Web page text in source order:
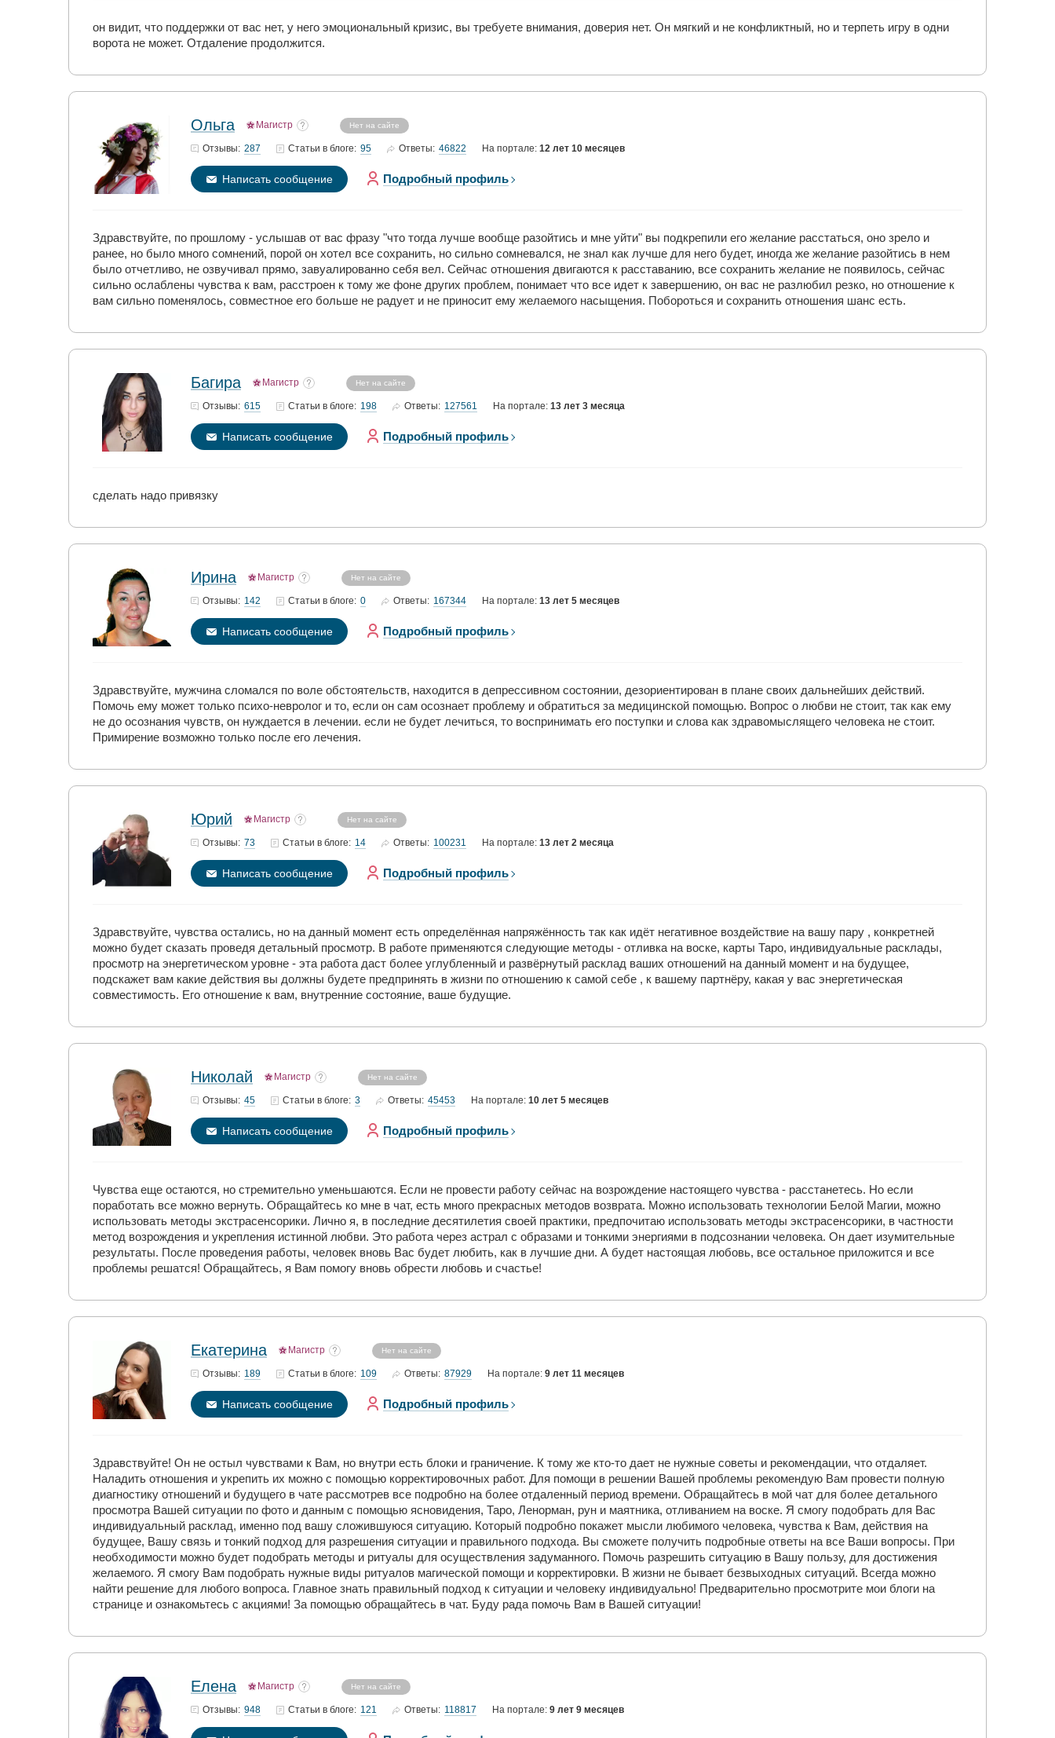
он видит, что поддержки от вас нет, у него эмоциональный кризис, вы требуете внимания, доверия нет. Он мягкий и не конфликтный, но и терпеть игру в одни
ворота не может. Отдаление продолжится.
Ольга Магистр Нет на сайте
Отзывы: 287 Статьи в блоге: 95 Ответы: 46822 На портале: 12 лет 10 месяцев
Написать сообщение Подробный профиль
Здравствуйте, по прошлому - услышав от вас фразу "что тогда лучше вообще разойтись и мне уйти" вы подкрепили его желание расстаться, оно зрело и
ранее, но было много сомнений, порой он хотел все сохранить, но сильно сомневался, не знал как лучше для него будет, иногда же желание разойтись в нем
было отчетливо, не озвучивал прямо, завуалированно себя вел. Сейчас отношения двигаются к расставанию, все сохранить желание не появилось, сейчас
сильно ослаблены чувства к вам, расстроен к тому же фоне других проблем, понимает что все идет к завершению, он вас не разлюбил резко, но отношение к
вам сильно поменялось, совместное его больше не радует и не приносит ему желаемого насыщения. Побороться и сохранить отношения шанс есть.
Багира Магистр Нет на сайте
Отзывы: 615 Статьи в блоге: 198 Ответы: 127561 На портале: 13 лет 3 месяца
Написать сообщение Подробный профиль
сделать надо привязку
Ирина Магистр Нет на сайте
Отзывы: 142 Статьи в блоге: 0 Ответы: 167344 На портале: 13 лет 5 месяцев
Написать сообщение Подробный профиль
Здравствуйте, мужчина сломался по воле обстоятельств, находится в депрессивном состоянии, дезориентирован в плане своих дальнейших действий.
Помочь ему может только психо-невролог и то, если он сам осознает проблему и обратиться за медицинской помощью. Вопрос о любви не стоит, так как ему
не до осознания чувств, он нуждается в лечении. если не будет лечиться, то воспринимать его поступки и слова как здравомыслящего человека не стоит.
Примирение возможно только после его лечения.
Юрий Магистр Нет на сайте
Отзывы: 73 Статьи в блоге: 14 Ответы: 100231 На портале: 13 лет 2 месяца
Написать сообщение Подробный профиль
Здравствуйте, чувства остались, но на данный момент есть определённая напряжённость так как идёт негативное воздействие на вашу пару , конкретней
можно будет сказать проведя детальный просмотр. В работе применяются следующие методы - отливка на воске, карты Таро, индивидуальные расклады,
просмотр на энергетическом уровне - эта работа даст более углубленный и развёрнутый расклад ваших отношений на данный момент и на будущее,
подскажет вам какие действия вы должны будете предпринять в жизни по отношению к самой себе , к вашему партнёру, какая у вас энергетическая
совместимость. Его отношение к вам, внутренние состояние, ваше будущие.
Николай Магистр Нет на сайте
Отзывы: 45 Статьи в блоге: 3 Ответы: 45453 На портале: 10 лет 5 месяцев
Написать сообщение Подробный профиль
Чувства еще остаются, но стремительно уменьшаются. Если не провести работу сейчас на возрождение настоящего чувства - расстанетесь. Но если
поработать все можно вернуть. Обращайтесь ко мне в чат, есть много прекрасных методов возврата. Можно использовать технологии Белой Магии, можно
использовать методы экстрасенсорики. Лично я, в последние десятилетия своей практики, предпочитаю использовать методы экстрасенсорики, в частности
метод возрождения и укрепления истинной любви. Это работа через астрал с образами и тонкими энергиями в подсознании человека. Он дает изумительные
результаты. После проведения работы, человек вновь Вас будет любить, как в лучшие дни. А будет настоящая любовь, все остальное приложится и все
проблемы решатся! Обращайтесь, я Вам помогу вновь обрести любовь и счастье!
Екатерина Магистр Нет на сайте
Отзывы: 189 Статьи в блоге: 109 Ответы: 87929 На портале: 9 лет 11 месяцев
Написать сообщение Подробный профиль
Здравствуйте! Он не остыл чувствами к Вам, но внутри есть блоки и граничение. К тому же кто-то дает не нужные советы и рекомендации, что отдаляет.
Наладить отношения и укрепить их можно с помощью корректировочных работ. Для помощи в решении Вашей проблемы рекомендую Вам провести полную
диагностику отношений и будущего в чате рассмотрев все подробно на более отдаленный период времени. Обращайтесь в мой чат для более детального
просмотра Вашей ситуации по фото и данным с помощью ясновидения, Таро, Ленорман, рун и маятника, отливанием на воске. Я смогу подобрать для Вас
индивидуальный расклад, именно под вашу сложившуюся ситуацию. Который подробно покажет мысли любимого человека, чувства к Вам, действия на
будущее, Вашу связь и тонкий подход для разрешения ситуации и правильного подхода. Вы сможете получить подробные ответы на все Ваши вопросы. При
необходимости можно будет подобрать методы и ритуалы для осуществления задуманного. Помочь разрешить ситуацию в Вашу пользу, для достижения
желаемого. Я смогу Вам подобрать нужные виды ритуалов магической помощи и корректировки. В жизни не бывает безвыходных ситуаций. Всегда можно
найти решение для любого вопроса. Главное знать правильный подход к ситуации и человеку индивидуально! Предварительно просмотрите мои блоги на
странице и ознакомьтесь с акциями! За помощью обращайтесь в чат. Буду рада помочь Вам в Вашей ситуации!
Елена Магистр Нет на сайте
Отзывы: 948 Статьи в блоге: 121 Ответы: 118817 На портале: 9 лет 9 месяцев